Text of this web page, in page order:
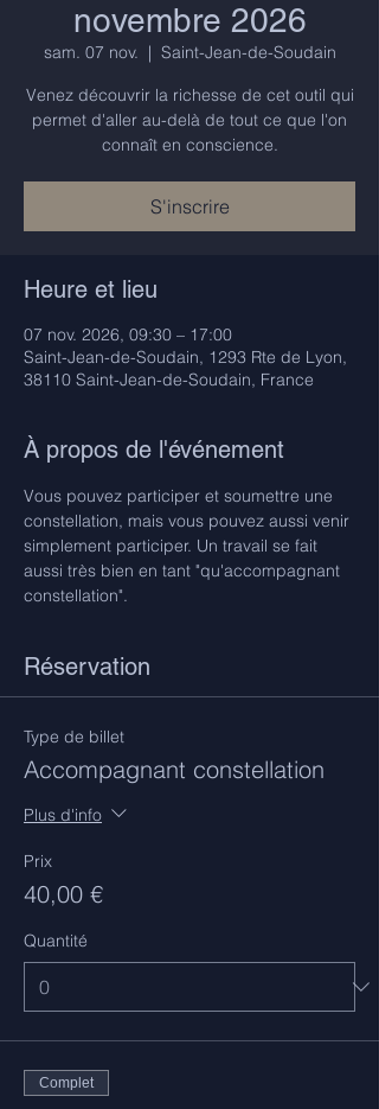
novembre 2026
sam. 07 nov.
  |
Saint-Jean-de-Soudain
Venez découvrir la richesse de cet outil qui
permet d'aller au-delà de tout ce que l'on
connaît en conscience.
S'inscrire
Heure et lieu
07 nov. 2026, 09:30 – 17:00
Saint-Jean-de-Soudain, 1293 Rte de Lyon,
38110 Saint-Jean-de-Soudain, France
À propos de l'événement
Vous pouvez participer et soumettre une
constellation, mais vous pouvez aussi venir
simplement participer. Un travail se fait
aussi très bien en tant "qu'accompagnant
constellation".
Réservation
Type de billet
Accompagnant constellation
Plus d'info
Prix
40,00 €
Quantité
Complet